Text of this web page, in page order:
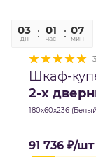
03
дн
01
час
07
мин
3
Шкаф-
2-х
180х60х236
91 736 ₽/шт